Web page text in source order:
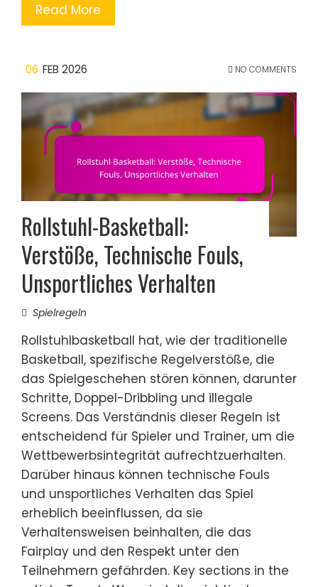
Read More
06 FEB 2026 NO COMMENTS
Rollstuhl-Basketball:
Verstöße, Technische Fouls,
Unsportliches Verhalten
Spielregeln
Rollstuhlbasketball hat, wie der traditionelle
Basketball, spezifische Regelverstöße, die
das Spielgeschehen stören können, darunter
Schritte, Doppel-Dribbling und illegale
Screens. Das Verständnis dieser Regeln ist
entscheidend für Spieler und Trainer, um die
Wettbewerbsintegrität aufrechtzuerhalten.
Darüber hinaus können technische Fouls
und unsportliches Verhalten das Spiel
erheblich beeinflussen, da sie
Verhaltensweisen beinhalten, die das
Fairplay und den Respekt unter den
Teilnehmern gefährden. Key sections in the